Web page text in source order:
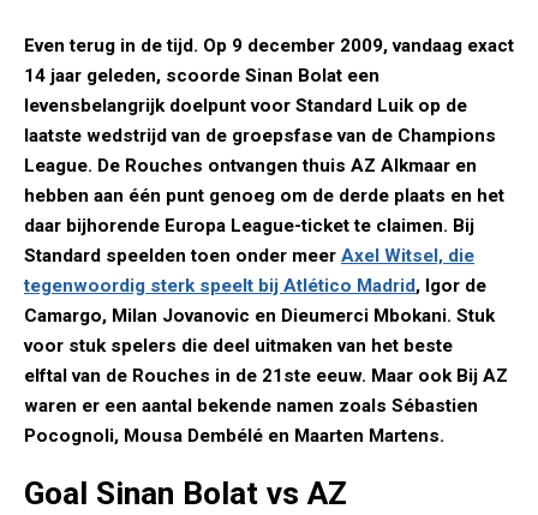
Even terug in de tijd. Op 9 december 2009, vandaag exact
14 jaar geleden, scoorde Sinan Bolat een
levensbelangrijk doelpunt voor Standard Luik op de
laatste wedstrijd van de groepsfase van de Champions
League. De Rouches ontvangen thuis AZ Alkmaar en
hebben aan één punt genoeg om de derde plaats en het
daar bijhorende Europa League-ticket te claimen. Bij
Standard speelden toen onder meer Axel Witsel, die
tegenwoordig sterk speelt bij Atlético Madrid, Igor de
Camargo, Milan Jovanovic en Dieumerci Mbokani. Stuk
voor stuk spelers die deel uitmaken van het beste
elftal van de Rouches in de 21ste eeuw. Maar ook Bij AZ
waren er een aantal bekende namen zoals Sébastien
Pocognoli, Mousa Dembélé en Maarten Martens.
Goal Sinan Bolat vs AZ